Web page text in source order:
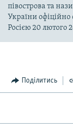
півострова та
України офіційно
Росією 20 лютого
Поділитись